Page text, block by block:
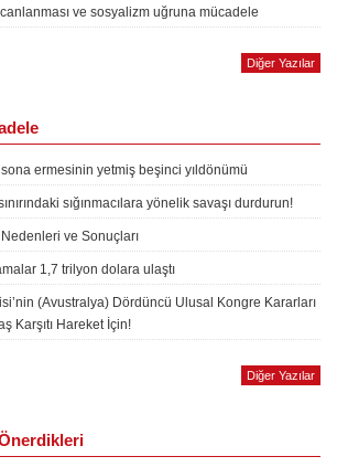
ve sosyalizm uğruna mücadele
Diğer Yazılar
sona ermesinin yetmiş beşinci yıldönümü
sığınmacılara yönelik savaşı durdurun!
Nedenleri ve Sonuçları
1,7 trilyon dolara ulaştı
(Avustralya) Dördüncü Ulusal Kongre Kararları
Karşıtı Hareket İçin!
Diğer Yazılar